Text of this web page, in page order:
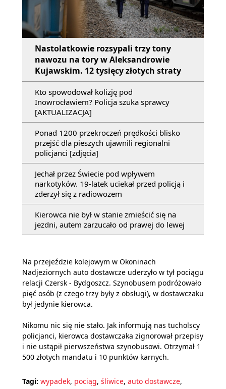
Nastolatkowie rozsypali trzy tony
nawozu na tory w Aleksandrowie
Kujawskim. 12 tysięcy złotych straty
Kto spowodował kolizję pod
Inowrocławiem? Policja szuka sprawcy
[AKTUALIZACJA]
Ponad 1200 przekroczeń prędkości blisko
przejść dla pieszych ujawnili regionalni
policjanci [zdjęcia]
Jechał przez Świecie pod wpływem
narkotyków. 19-latek uciekał przed policją i
zderzył się z radiowozem
Kierowca nie był w stanie zmieścić się na
jezdni, autem zarzucało od prawej do lewej
Na przejeździe kolejowym w Okoninach
Nadjeziornych auto dostawcze uderzyło w tył pociągu
relacji Czersk - Bydgoszcz. Szynobusem podróżowało
pięć osób (z czego trzy były z obsługi), w dostawczaku
był jedynie kierowca.
Nikomu nic się nie stało. Jak informują nas tucholscy
policjanci, kierowca dostawczaka zignorował przepisy
i nie ustąpił pierwszeństwa szynobusowi. Otrzymał 1
500 złotych mandatu i 10 punktów karnych.
Tagi: wypadek, pociąg, śliwice, auto dostawcze,